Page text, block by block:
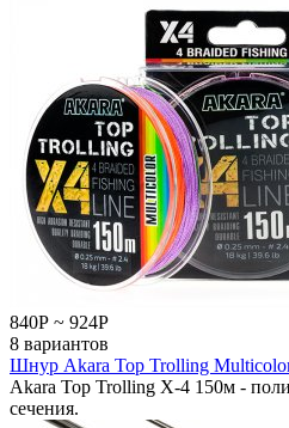
840Р ~ 924Р
8 вариантов
Шнур Akara Top Trolling
Akara Top Trolling X-4 150м -
сечения.